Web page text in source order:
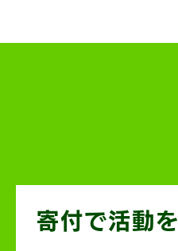
寄付で活動を